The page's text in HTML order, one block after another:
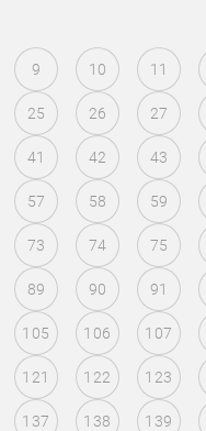
9 10 11
25 26 27
41 42 43
57 58 59
73 74 75
89 90 91
105 106 107
121 122 123
137 138 139